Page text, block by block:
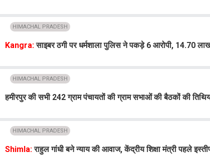
HIMACHAL PRADESH
Kangra:साइबर ठगी पर धर्मशाला पुलिस ने पकड़े 6 आरोपी, 14.70
HIMACHAL PRADESH
हमीरपुर की सभी 242 ग्राम पंचायतों की ग्राम सभाओं की बैठकों की
HIMACHAL PRADESH
Shimla:राहुल गांधी बने न्याय की आवाज, केंद्रीय शिक्षा मंत्री पहले